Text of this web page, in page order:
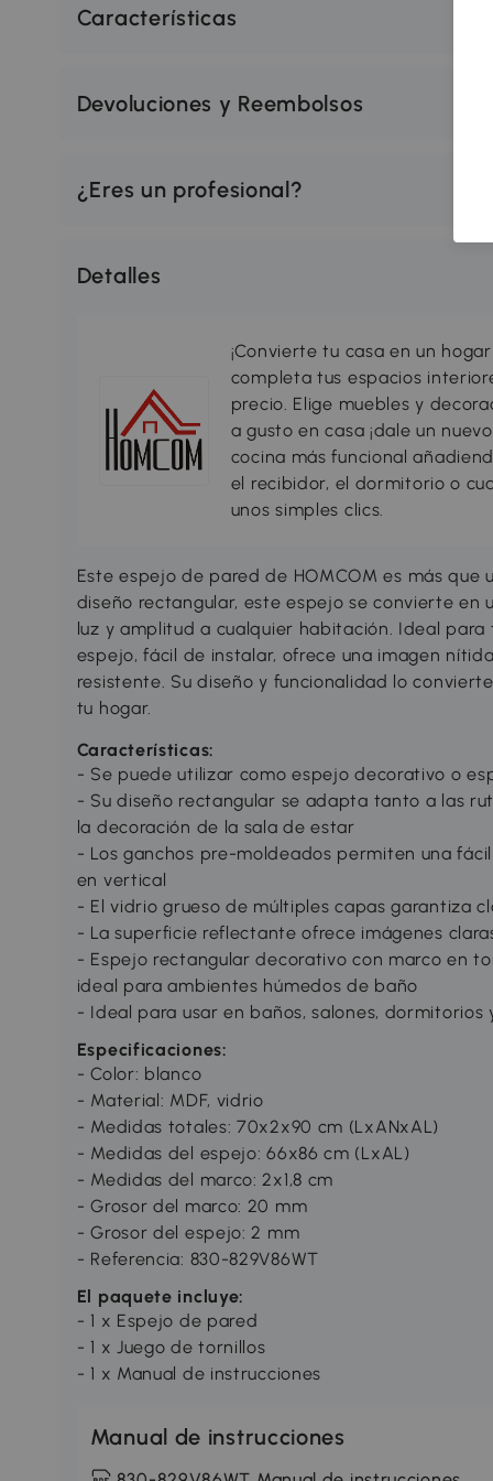
Características
Devoluciones y Reembolsos
¿Eres un profesional?
Detalles
¡Convierte tu casa en un
completa tus espacios
precio. Elige muebles y
a gusto en casa ¡dale un
cocina más funcional
el recibidor, el dormitorio o
unos simples clics.
Este espejo de pared de HOMCOM es más que
diseño rectangular, este espejo se convierte
luz y amplitud a cualquier habitación. Ideal
espejo, fácil de instalar, ofrece una imagen
resistente. Su diseño y funcionalidad lo
tu hogar.
Características:
- Se puede utilizar como espejo decorativo o
- Su diseño rectangular se adapta tanto a las
la decoración de la sala de estar
- Los ganchos pre-moldeados permiten una
en vertical
- El vidrio grueso de múltiples capas garantiza
- La superficie reflectante ofrece imágenes
- Espejo rectangular decorativo con marco en
ideal para ambientes húmedos de baño
- Ideal para usar en baños, salones, dormitorios
Especificaciones:
- Color: blanco
- Material: MDF, vidrio
- Medidas totales: 70x2x90 cm (LxANxAL)
- Medidas del espejo: 66x86 cm (LxAL)
- Medidas del marco: 2x1,8 cm
- Grosor del marco: 20 mm
- Grosor del espejo: 2 mm
- Referencia: 830-829V86WT
El paquete incluye:
- 1 x Espejo de pared
- 1 x Juego de tornillos
- 1 x Manual de instrucciones
Manual de instrucciones